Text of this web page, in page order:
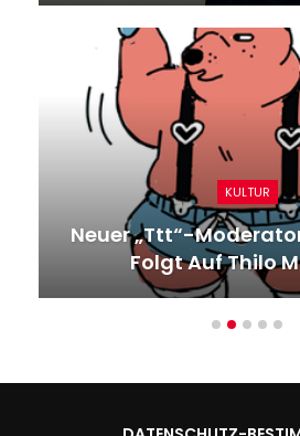
KULTUR
Neuer „ttt“-
Folgt Auf Thilo